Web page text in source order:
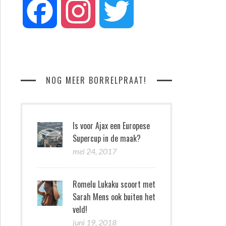
Facebook Instagram
NOG MEER BORRELPRAAT!
Is voor Ajax een Europese
Supercup in de maak?
mei 24, 2017
Romelu Lukaku scoort met
Sarah Mens ook buiten het
veld!
juni 19, 2018